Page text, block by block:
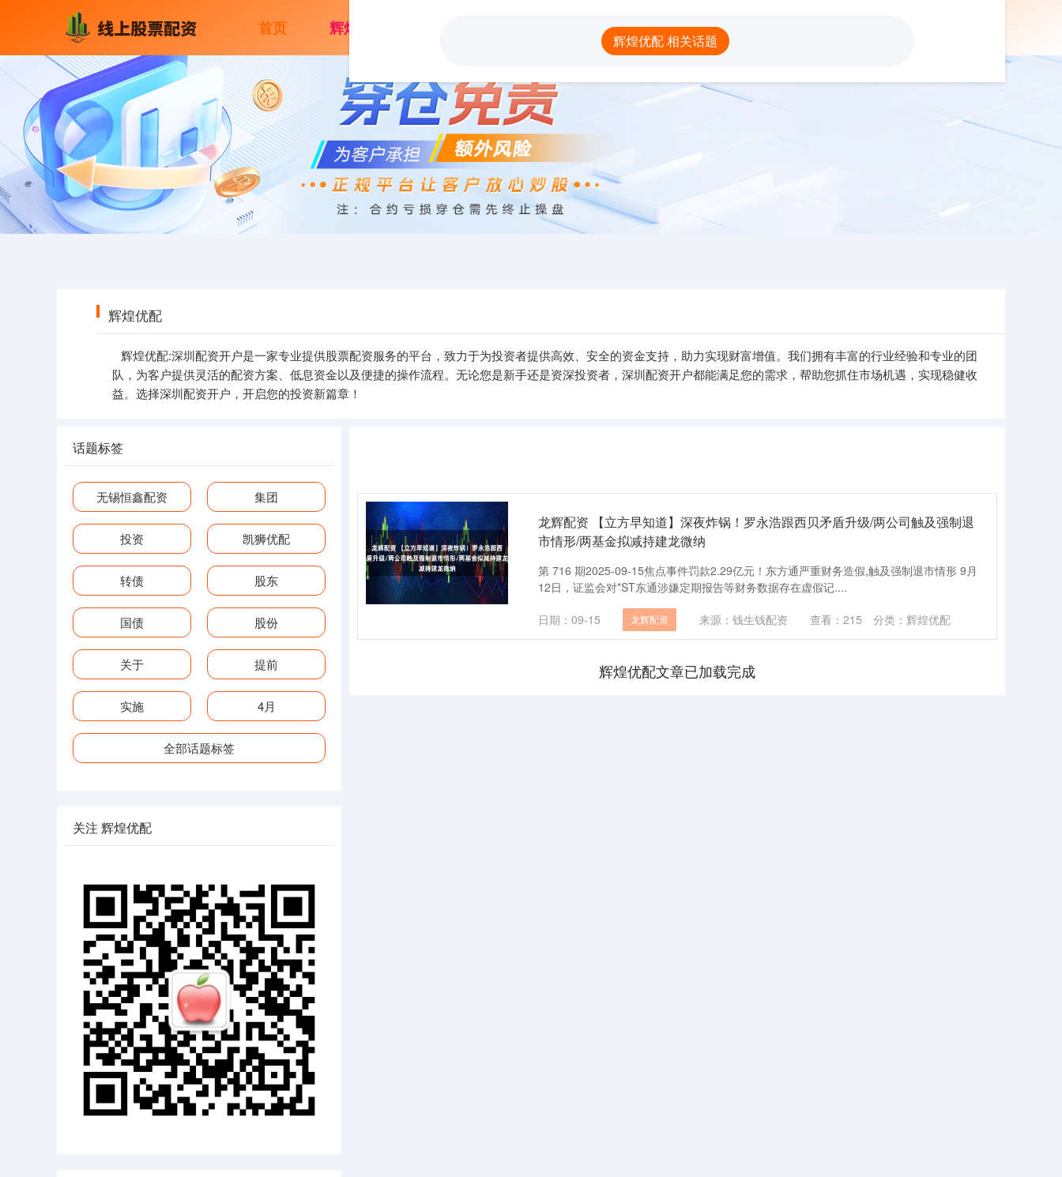
首页 辉煌优配 散户配资官网下载 杠杆配资网
辉煌优配
辉煌优配:深圳配资开户是一家专业提供股票配资服务的平台，致力于为投资者提供高效、安全的资金支持，助力实现财富增值。我们拥有丰富的行业经验和专业的团
队，为客户提供灵活的配资方案、低息资金以及便捷的操作流程。无论您是新手还是资深投资者，深圳配资开户都能满足您的需求，帮助您抓住市场机遇，实现稳健收
益。选择深圳配资开户，开启您的投资新篇章！
辉煌优配 相关话题
龙辉配资 【立方早知道】深夜炸锅！罗永浩跟西贝矛盾升级/两公司触及强制退
市情形/两基金拟减持建龙微纳
第 716 期2025-09-15焦点事件罚款2.29亿元！东方通严重财务造假,触及强制退市情形 9月
12日，证监会对*ST东通涉嫌定期报告等财务数据存在虚假记....
日期：09-15 龙辉配资 来源：钱生钱配资 查看： 215 分类： 辉煌优配
辉煌优配文章已加载完成
话题标签
无锡恒鑫配资 集团
投资 凯狮优配
转债 股东
国债 股份
关于 提前
实施 4月
全部话题标签
关注 辉煌优配